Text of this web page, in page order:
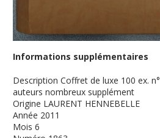
Informations supplémentaires
Description Coffret de luxe 100 ex.
auteurs nombreux supplément
Origine LAURENT HENNEBELLE
Année 2011
Mois 6